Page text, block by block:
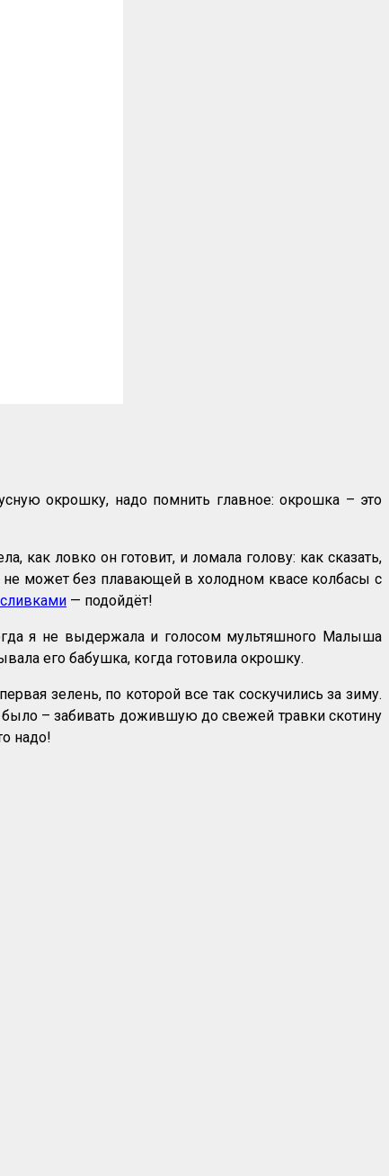
окрошку, надо помнить главное: окрошка – это
ловко он готовит, и ломала голову: как сказать,
может без плавающей в холодном квасе колбасы с
— подойдёт!
я не выдержала и голосом мультяшного Малыша
его бабушка, когда готовила окрошку.
зелень, по которой все так соскучились за зиму.
было – забивать дожившую до свежей травки скотину
надо!